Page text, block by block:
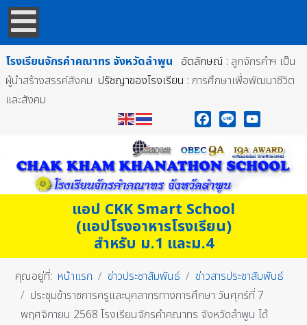
โรงเรียนจักรคำคณาทร จังหวัดลำพูน อัตลักษณ์ : ลูกจักรคำฯ เป็น
ผู้นำสร้างสรรค์สังคม ปรัชญาของโรงเรียน : การศึกษาเพื่อพัฒนาชีวิต
และสังคม
แอป CKK Smart School
(แอปโรงอาหารโรงเรียน)
สำหรับ ม.1 และม.4
คุณอยู่ที่: หน้าแรก ข่าวประชาสัมพันธ์
ข่าวสารประชาสัมพันธ์
ประชุมข้าราชการครูและบุคลากรทางการศึกษา วันศุกร์ที่ 7
พฤศจิกายน 2568 โรงเรียนจักรคำคณาทร จังหวัดลำพูน ได้